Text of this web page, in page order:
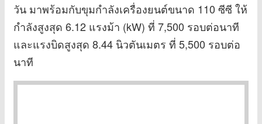
วัน มาพร้อมกับขุมกำลังเครื่องยนต์ขนาด 110 ซีซี ให้
กำลังสูงสุด 6.12 แรงม้า (kW) ที่ 7,500 รอบต่อนาที
และแรงบิดสูงสุด 8.44 นิวตันเมตร ที่ 5,500 รอบต่อ
นาที